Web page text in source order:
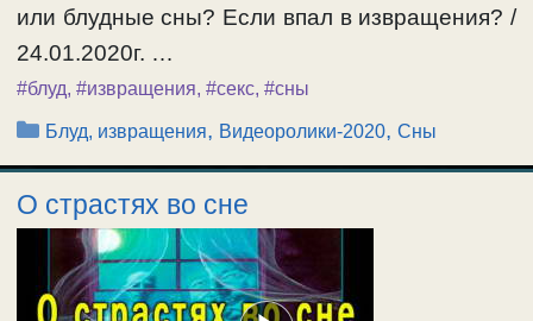
или блудные сны? Если впал в извращения? /
24.01.2020г. …
#блуд, #извращения, #секс, #сны
Рубрики
Блуд, извращения, Видеоролики-2020,Сны
О страстях во сне